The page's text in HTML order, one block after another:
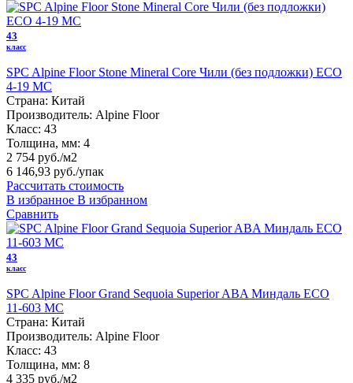
43
класс
SPC Alpine Floor Stone Mineral Core Чили (без подложки) ЕСО
4-19 MC
Страна: Китай
Производитель: Alpine Floor
Класс: 43
Толщина, мм: 4
2 754 руб./м2
6 146,93 руб./упак
Рассчитать стоимость
В избранное В избранном
Сравнить
43
класс
SPC Alpine Floor Grand Sequoia Superior ABA Миндаль ECO
11-603 MC
Страна: Китай
Производитель: Alpine Floor
Класс: 43
Толщина, мм: 8
4 335 руб./м2